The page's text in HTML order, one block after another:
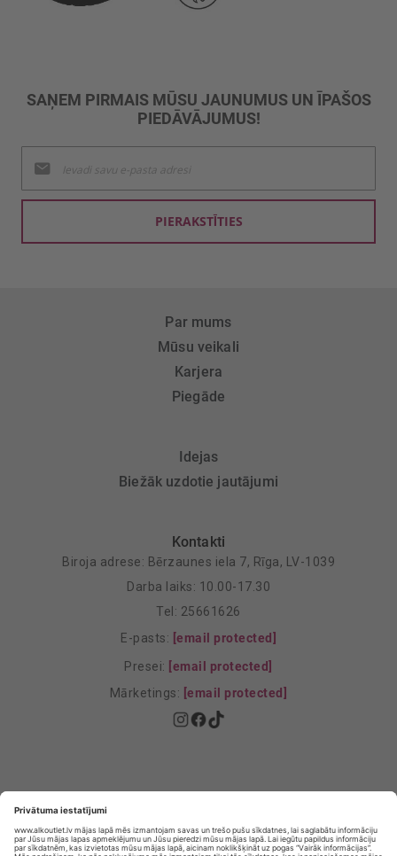
SAŅEM PIRMAIS MŪSU JAUNUMUS UN ĪPAŠOS
PIEDĀVĀJUMUS!
jaunumu
saņemšanai:
PIERAKSTĪTIES
Par mums
Mūsu veikali
Karjera
Piegāde
Idejas
Biežāk uzdotie jautājumi
Kontakti
Biroja adrese: Bērzaunes iela 7, Rīga, LV-1039
Darba laiks: 10.00-17.30
Tel: 25661626
E-pasts: [email protected]
Presei: [email protected]
Mārketings: [email protected]
Privātuma Iestatījumi
E-veikala lietošanas noteikumi